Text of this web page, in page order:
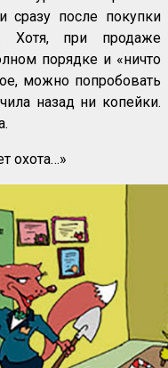
сразу после покупки
Хотя, при продаже
порядке и «ничто
можно попробовать
назад ни копейки.
охота…»